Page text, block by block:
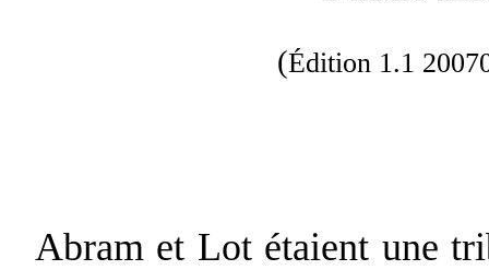
(Édition 1.1
Abram et Lot étaient une